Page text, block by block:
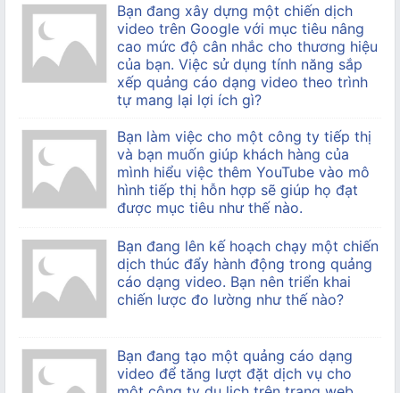
Bạn đang xây dựng một chiến dịch
video trên Google với mục tiêu nâng
cao mức độ cân nhắc cho thương hiệu
của bạn. Việc sử dụng tính năng sắp
xếp quảng cáo dạng video theo trình
tự mang lại lợi ích gì?
Bạn làm việc cho một công ty tiếp thị
và bạn muốn giúp khách hàng của
mình hiểu việc thêm YouTube vào mô
hình tiếp thị hỗn hợp sẽ giúp họ đạt
được mục tiêu như thế nào.
Bạn đang lên kế hoạch chạy một chiến
dịch thúc đẩy hành động trong quảng
cáo dạng video. Bạn nên triển khai
chiến lược đo lường như thế nào?
Bạn đang tạo một quảng cáo dạng
video để tăng lượt đặt dịch vụ cho